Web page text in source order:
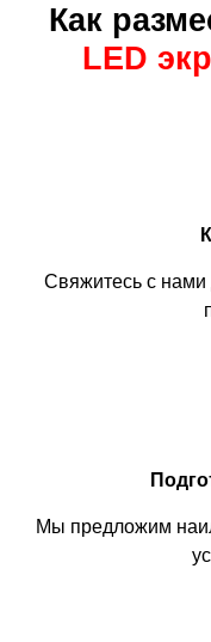
Как
LED
Свяжитесь с
Мы предложим